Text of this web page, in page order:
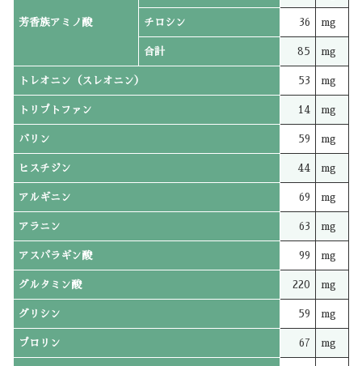
芳香族アミノ酸 チロシン 36 mg
合計 85 mg
トレオニン（スレオニン） 53 mg
トリプトファン 14 mg
バリン 59 mg
ヒスチジン 44 mg
アルギニン 69 mg
アラニン 63 mg
アスパラギン酸 99 mg
グルタミン酸 220 mg
グリシン 59 mg
プロリン 67 mg